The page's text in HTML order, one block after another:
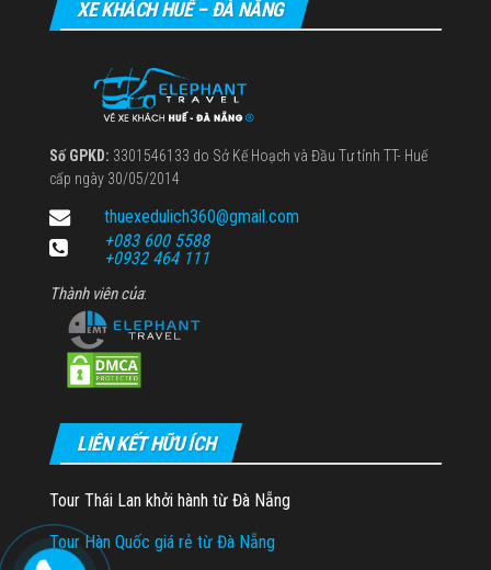
XE KHÁCH HUẾ – ĐÀ NẴNG
Số GPKD: 3301546133 do Sở Kế Hoạch và Đầu Tư tỉnh TT- Huế
cấp ngày 30/05/2014
thuexedulich360@gmail.com
+083 600 5588
+0932 464 111
Thành viên của:
LIÊN KẾT HỮU ÍCH
Tour Thái Lan khởi hành từ Đà Nẵng
Tour Hàn Quốc giá rẻ từ Đà Nẵng